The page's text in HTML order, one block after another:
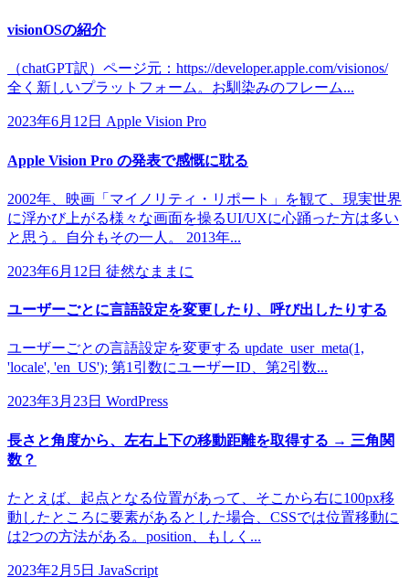
visionOSの紹介
（chatGPT訳）ページ元：https://developer.apple.com/visionos/
全く新しいプラットフォーム。お馴染みのフレーム...
2023年6月12日 Apple Vision Pro
Apple Vision Pro の発表で感慨に耽る
2002年、映画「マイノリティ・リポート」を観て、現実世界
に浮かび上がる様々な画面を操るUI/UXに心踊った方は多い
と思う。自分もその一人。 2013年...
2023年6月12日 徒然なままに
ユーザーごとに言語設定を変更したり、呼び出したりする
ユーザーごとの言語設定を変更する update_user_meta(1,
'locale', 'en_US'); 第1引数にユーザーID、第2引数...
2023年3月23日 WordPress
長さと角度から、左右上下の移動距離を取得する → 三角関
数？
たとえば、起点となる位置があって、そこから右に100px移
動したところに要素があるとした場合、CSSでは位置移動に
は2つの方法がある。position、もしく...
2023年2月5日 JavaScript